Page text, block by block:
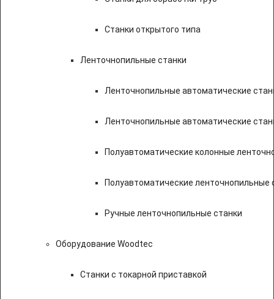
Станки открытого типа
Ленточнопильные станки
Ленточнопильные автоматические
Ленточнопильные автоматические
Полуавтоматические колонные
Полуавтоматические ленточнопильные
Ручные ленточнопильные станки
Оборудование Woodtec
Станки с токарной приставкой